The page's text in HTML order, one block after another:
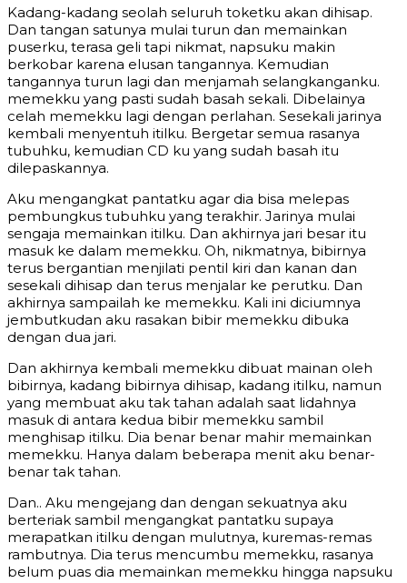
Kadang-kadang seolah seluruh toketku akan dihisap.
Dan tangan satunya mulai turun dan memainkan
puserku, terasa geli tapi nikmat, napsuku makin
berkobar karena elusan tangannya. Kemudian
tangannya turun lagi dan menjamah selangkanganku.
memekku yang pasti sudah basah sekali. Dibelainya
celah memekku lagi dengan perlahan. Sesekali jarinya
kembali menyentuh itilku. Bergetar semua rasanya
tubuhku, kemudian CD ku yang sudah basah itu
dilepaskannya.
Aku mengangkat pantatku agar dia bisa melepas
pembungkus tubuhku yang terakhir. Jarinya mulai
sengaja memainkan itilku. Dan akhirnya jari besar itu
masuk ke dalam memekku. Oh, nikmatnya, bibirnya
terus bergantian menjilati pentil kiri dan kanan dan
sesekali dihisap dan terus menjalar ke perutku. Dan
akhirnya sampailah ke memekku. Kali ini diciumnya
jembutkudan aku rasakan bibir memekku dibuka
dengan dua jari.
Dan akhirnya kembali memekku dibuat mainan oleh
bibirnya, kadang bibirnya dihisap, kadang itilku, namun
yang membuat aku tak tahan adalah saat lidahnya
masuk di antara kedua bibir memekku sambil
menghisap itilku. Dia benar benar mahir memainkan
memekku. Hanya dalam beberapa menit aku benar-
benar tak tahan.
Dan.. Aku mengejang dan dengan sekuatnya aku
berteriak sambil mengangkat pantatku supaya
merapatkan itilku dengan mulutnya, kuremas-remas
rambutnya. Dia terus mencumbu memekku, rasanya
belum puas dia memainkan memekku hingga napsuku